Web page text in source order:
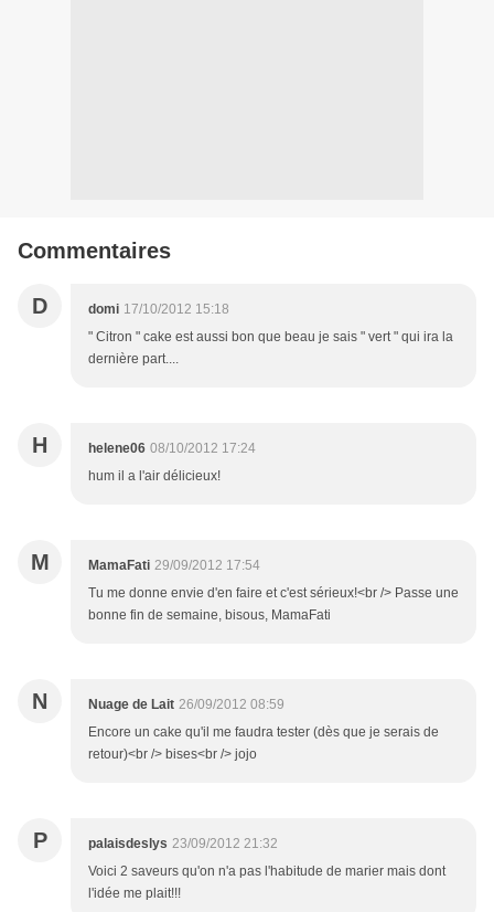
Commentaires
D domi 17/10/2012 15:18
" Citron " cake est aussi bon que beau je sais " vert " qui ira la
dernière part....
H helene06 08/10/2012 17:24
hum il a l'air délicieux!
M MamaFati 29/09/2012 17:54
Tu me donne envie d'en faire et c'est sérieux!<br /> Passe une
bonne fin de semaine, bisous, MamaFati
N Nuage de Lait 26/09/2012 08:59
Encore un cake qu'il me faudra tester (dès que je serais de
retour)<br /> bises<br /> jojo
P palaisdeslys 23/09/2012 21:32
Voici 2 saveurs qu'on n'a pas l'habitude de marier mais dont
l'idée me plait!!!